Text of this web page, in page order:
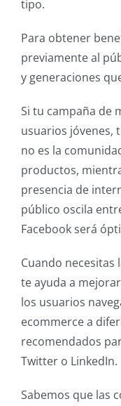
tipo.
Para obtener
previamente al
y generaciones
Si tu campaña de
usuarios jóvenes,
no es la
productos,
presencia de
público oscila
Facebook será
Cuando necesitas
te ayuda a
los usuarios
ecommerce a
recomendados
Twitter o LinkedIn.
Sabemos que las